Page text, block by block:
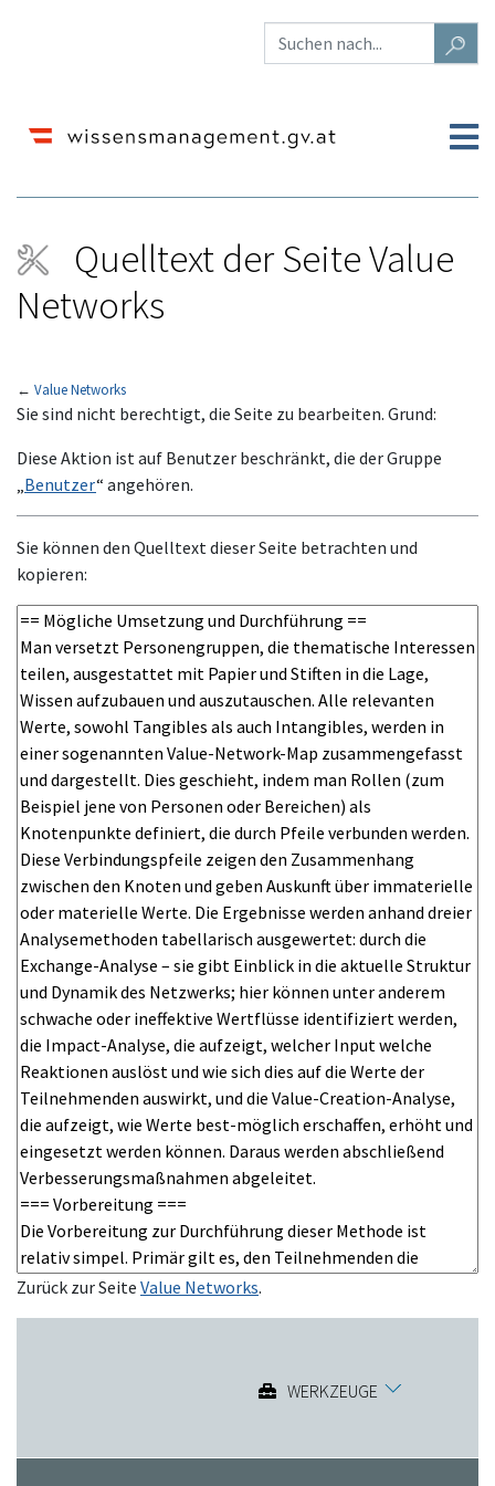
Quelltext der Seite Value
Networks
← Value Networks
Wechseln zu:Navigation, Suche
Sie sind nicht berechtigt, die Seite zu bearbeiten. Grund:
Diese Aktion ist auf Benutzer beschränkt, die der Gruppe
Benutzer“ angehören.
Sie können den Quelltext dieser Seite betrachten und
kopieren:
Zurück zur Seite Value Networks.
WERKZEUGE